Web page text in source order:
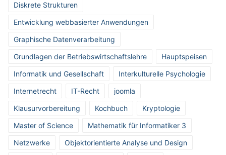
Diskrete Strukturen
Entwicklung webbasierter Anwendungen
Graphische Datenverarbeitung
Grundlagen der Betriebswirtschaftslehre
Hauptspeisen
Informatik und Gesellschaft
Interkulturelle Psychologie
Internetrecht
IT-Recht
joomla
Klausurvorbereitung
Kochbuch
Kryptologie
Master of Science
Mathematik für Informatiker 3
Netzwerke
Objektorientierte Analyse und Design